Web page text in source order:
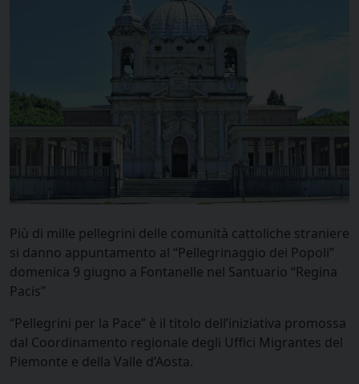
Più di mille pellegrini delle comunità cattoliche straniere
si danno appuntamento al “Pellegrinaggio dei Popoli”
domenica 9 giugno a Fontanelle nel Santuario “Regina
Pacis”
“Pellegrini per la Pace” è il titolo dell’iniziativa promossa
dal Coordinamento regionale degli Uffici Migrantes del
Piemonte e della Valle d’Aosta.